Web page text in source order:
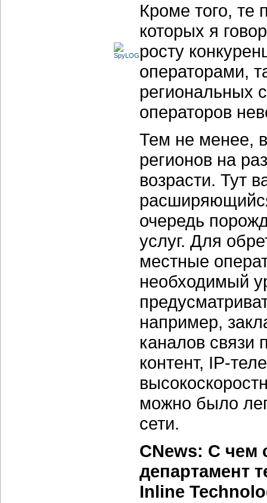
Кроме того, те
которых я
росту
операторами,
региональных
операторов
Тем не менее,
регионов на
возрасти. Тут
очередь
услуг. Для
местные
необходимый
например,
каналов связи
контент, IP-
можно было
сети.
CNews: С чем
департамент
Inline